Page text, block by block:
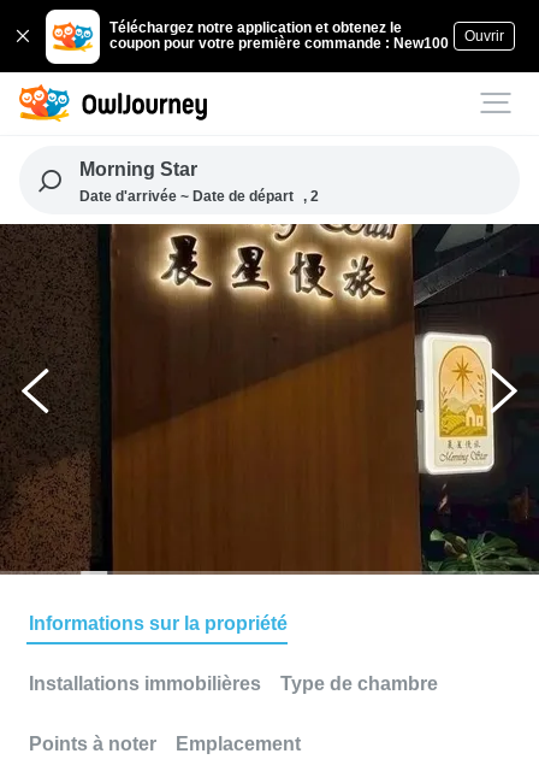
Téléchargez notre application et obtenez le
coupon pour votre première commande : New100
Ouvrir
Morning Star
Date d'arrivée ~ Date de départ , 2
Informations sur la propriété
Installations immobilières Type de chambre
Points à noter Emplacement